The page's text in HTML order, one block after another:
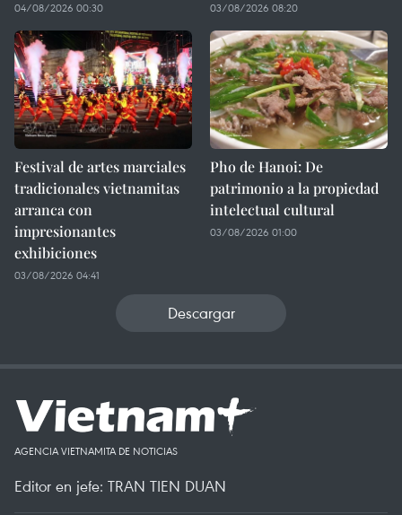
04/08/2026 00:30 03/08/2026 08:20
Festival de artes marciales
tradicionales vietnamitas
arranca con
impresionantes
exhibiciones
03/08/2026 04:41
Pho de Hanoi: De
patrimonio a la propiedad
intelectual cultural
03/08/2026 01:00
Descargar
AGENCIA VIETNAMITA DE NOTICIAS
Editor en jefe: TRAN TIEN DUAN